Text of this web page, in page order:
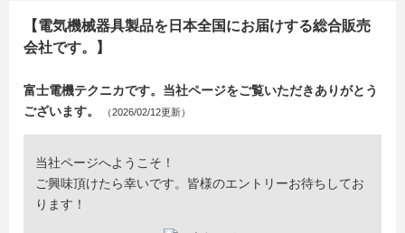
【電気機械器具製品を日本全国にお届けする総合販売
会社です。】
富士電機テクニカです。当社ページをご覧いただきありがとう
ございます。
（2026/02/12更新）
当社ページへようこそ！
ご興味頂けたら幸いです。皆様のエントリーお待ちしてお
ります！